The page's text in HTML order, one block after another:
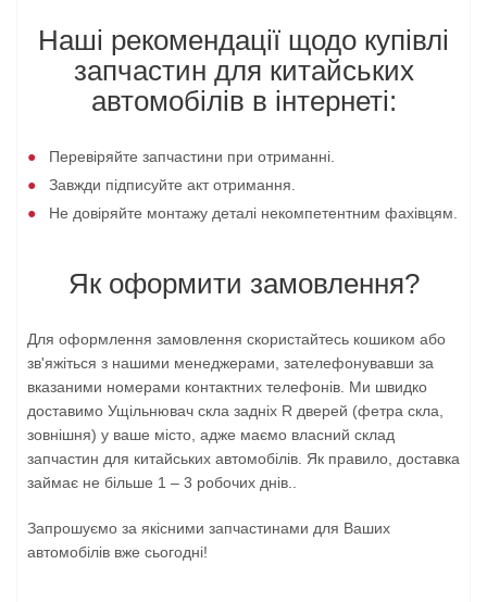
Наші рекомендації щодо купівлі
запчастин для китайських
автомобілів в інтернеті:
Перевіряйте запчастини при отриманні.
Завжди підписуйте акт отримання.
Не довіряйте монтажу деталі некомпетентним фахівцям.
Як оформити замовлення?
Для оформлення замовлення скористайтесь кошиком або
зв'яжіться з нашими менеджерами, зателефонувавши за
вказаними номерами контактних телефонів. Ми швидко
доставимо Ущільнювач скла задніх R дверей (фетра скла,
зовнішня) у ваше місто, адже маємо власний склад
запчастин для китайських автомобілів. Як правило, доставка
займає не більше 1 – 3 робочих днів..
Запрошуємо за якісними запчастинами для Ваших
автомобілів вже сьогодні!